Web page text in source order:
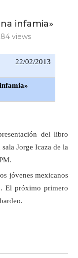
infamia»
views
22/02/2013
del libro
Jorge Icaza de la
jóvenes mexicanos
El próximo primero